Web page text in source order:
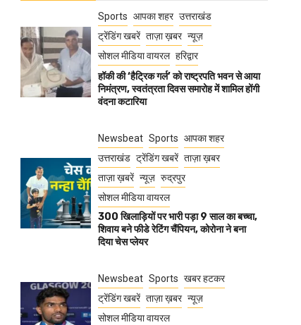
Sports आपका शहर उत्तराखंड
ट्रेंडिंग खबरें ताज़ा ख़बर न्यूज़
सोशल मीडिया वायरल हरिद्वार
हॉकी की ‘हैट्रिक गर्ल’ को राष्ट्रपति भवन से आया
निमंत्रण, स्वतंत्रता दिवस समारोह में शामिल होंगी
वंदना कटारिया
Newsbeat Sports आपका शहर
उत्तराखंड ट्रेंडिंग खबरें ताज़ा ख़बर
ताज़ा ख़बरें न्यूज़ रुद्रपुर
सोशल मीडिया वायरल
300 खिलाड़ियों पर भारी पड़ा 9 साल का बच्चा,
शिवाय बने फीडे रेटिंग चैंपियन, कोरोना ने बना
दिया चेस प्लेयर
Newsbeat Sports खबर हटकर
ट्रेंडिंग खबरें ताज़ा ख़बर न्यूज़
सोशल मीडिया वायरल